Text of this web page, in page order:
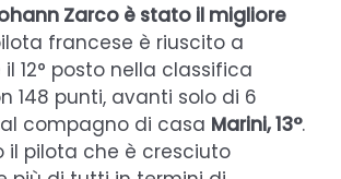
Zarco è stato il migliore
francese è riuscito a
12° posto nella classifica
148 punti, avanti solo di 6
compagno di casa Marini, 13°.
il pilota che è cresciuto